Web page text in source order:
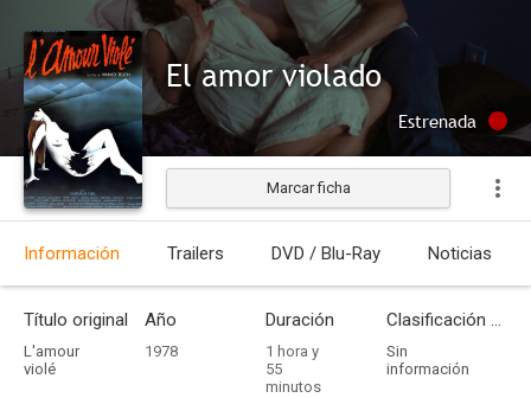
El amor violado
Estrenada
Marcar ficha
Información Trailers DVD / Blu-Ray Noticias
Título original
L'amour
violé
Año
1978
Duración
1 hora y
55
minutos
Clasificación por edades
Sin
información